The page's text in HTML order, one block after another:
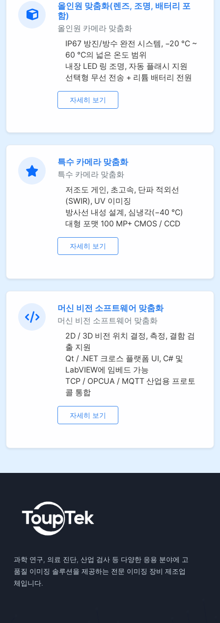
올인원 맞춤화(렌즈, 조명, 배터리 포
함)
올인원 카메라 맞춤화
IP67 방진/방수 완전 시스템, −20 °C ~
60 °C의 넓은 온도 범위
내장 LED 링 조명, 자동 플래시 지원
선택형 무선 전송 + 리튬 배터리 전원
자세히 보기
특수 카메라 맞춤화
특수 카메라 맞춤화
저조도 게인, 초고속, 단파 적외선
(SWIR), UV 이미징
방사선 내성 설계, 심냉각(−40 °C)
대형 포맷 100 MP+ CMOS / CCD
자세히 보기
머신 비전 소프트웨어 맞춤화
머신 비전 소프트웨어 맞춤화
2D / 3D 비전 위치 결정, 측정, 결함 검
출 지원
Qt / .NET 크로스 플랫폼 UI, C# 및
LabVIEW에 임베드 가능
TCP / OPCUA / MQTT 산업용 프로토
콜 통합
자세히 보기
과학 연구, 의료 진단, 산업 검사 등 다양한 응용 분야에 고
품질 이미징 솔루션을 제공하는 전문 이미징 장비 제조업
체입니다.